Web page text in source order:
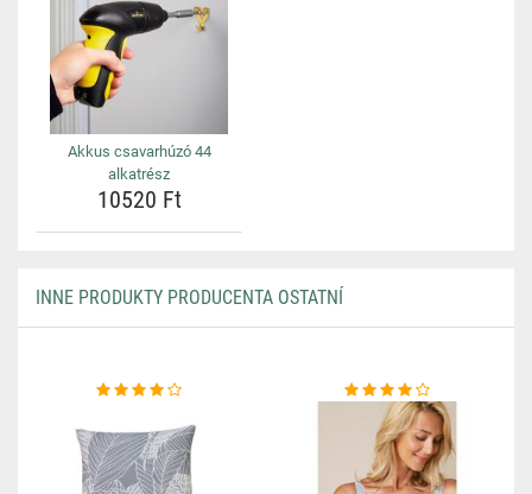
Akkus csavarhúzó 44
alkatrész
10520 Ft
INNE PRODUKTY PRODUCENTA OSTATNÍ